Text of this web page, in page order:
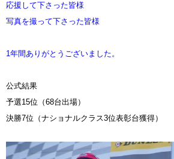
応援して下さった皆様
写真を撮って下さった皆様
1年間ありがとうございました。
公式結果
予選15位（68台出場）
決勝7位（ナショナルクラス3位表彰台獲得）